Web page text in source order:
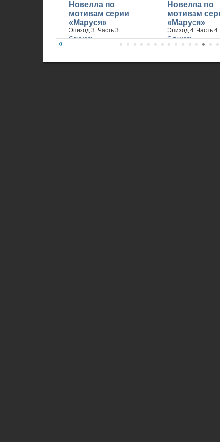
Новелла по
мотивам серии
«Маруся»
Эпизод 3. Часть 3
Слушать
Новелла по
мотивам
«Маруся»
Эпизод 4. Часть 4
Слушать